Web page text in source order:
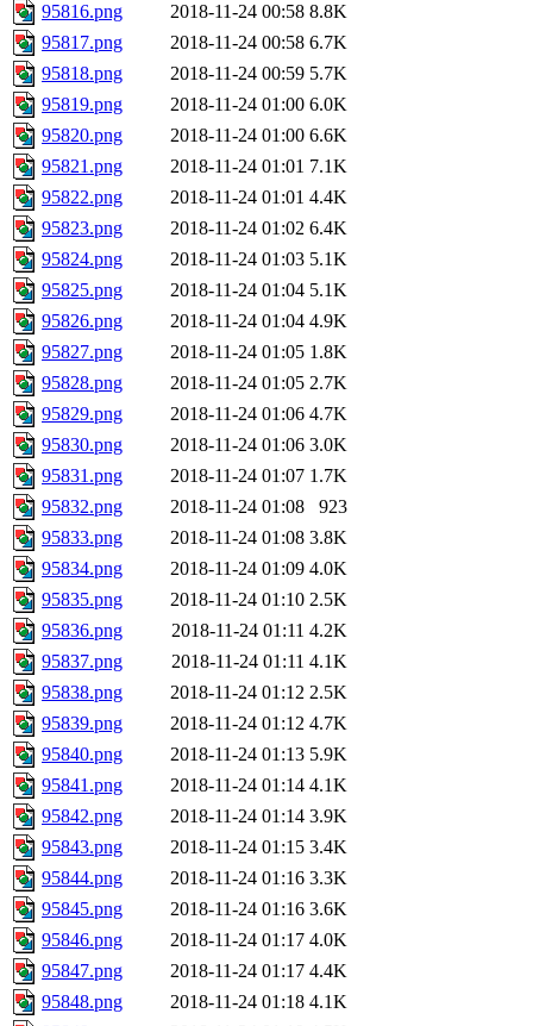
95816.png
2018-11-24 00:58 8.8K
95817.png
2018-11-24 00:58 6.7K
95818.png
2018-11-24 00:59 5.7K
95819.png
2018-11-24 01:00 6.0K
95820.png
2018-11-24 01:00 6.6K
95821.png
2018-11-24 01:01 7.1K
95822.png
2018-11-24 01:01 4.4K
95823.png
2018-11-24 01:02 6.4K
95824.png
2018-11-24 01:03 5.1K
95825.png
2018-11-24 01:04 5.1K
95826.png
2018-11-24 01:04 4.9K
95827.png
2018-11-24 01:05 1.8K
95828.png
2018-11-24 01:05 2.7K
95829.png
2018-11-24 01:06 4.7K
95830.png
2018-11-24 01:06 3.0K
95831.png
2018-11-24 01:07 1.7K
95832.png
2018-11-24 01:08
923
95833.png
2018-11-24 01:08 3.8K
95834.png
2018-11-24 01:09 4.0K
95835.png
2018-11-24 01:10 2.5K
95836.png
2018-11-24 01:11 4.2K
95837.png
2018-11-24 01:11 4.1K
95838.png
2018-11-24 01:12 2.5K
95839.png
2018-11-24 01:12 4.7K
95840.png
2018-11-24 01:13 5.9K
95841.png
2018-11-24 01:14 4.1K
95842.png
2018-11-24 01:14 3.9K
95843.png
2018-11-24 01:15 3.4K
95844.png
2018-11-24 01:16 3.3K
95845.png
2018-11-24 01:16 3.6K
95846.png
2018-11-24 01:17 4.0K
95847.png
2018-11-24 01:17 4.4K
95848.png
2018-11-24 01:18 4.1K